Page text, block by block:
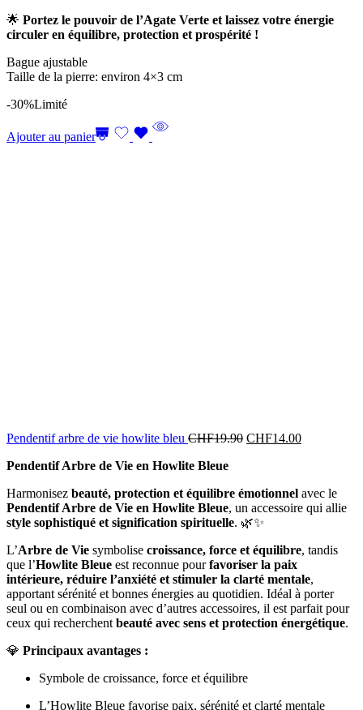
🌟 Portez le pouvoir de l’Agate Verte et laissez votre énergie
circuler en équilibre, protection et prospérité !
Bague ajustable
Taille de la pierre: environ 4×3 cm
-30%Limité
Ajouter au panier
Pendentif arbre de vie howlite bleu CHF19.90 CHF14.00
Pendentif Arbre de Vie en Howlite Bleue
Harmonisez beauté, protection et équilibre émotionnel avec le
Pendentif Arbre de Vie en Howlite Bleue, un accessoire qui allie
style sophistiqué et signification spirituelle. 🌿✨
L’Arbre de Vie symbolise croissance, force et équilibre, tandis
que l’Howlite Bleue est reconnue pourfavoriser la paix
intérieure, réduire l’anxiété et stimuler la clarté mentale,
apportant sérénité et bonnes énergies au quotidien. Idéal à porter
seul ou en combinaison avec d’autres accessoires, il est parfait pour
ceux qui recherchent beauté avec sens et protection énergétique.
💎 Principaux avantages :
Symbole de croissance, force et équilibre
L’Howlite Bleue favorise paix, sérénité et clarté mentale